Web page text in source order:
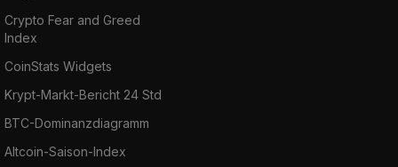
Crypto Fear and Greed
Index
CoinStats Widgets
Krypt-Markt-Bericht 24 Std
BTC-Dominanzdiagramm
Altcoin-Saison-Index